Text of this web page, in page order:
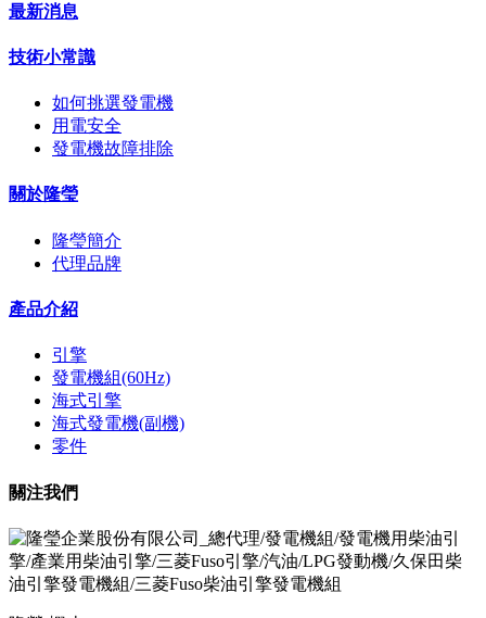
最新消息
技術小常識
如何挑選發電機
用電安全
發電機故障排除
關於隆瑩
隆瑩簡介
代理品牌
產品介紹
引擎
發電機組(60Hz)
海式引擎
海式發電機(副機)
零件
關注我們